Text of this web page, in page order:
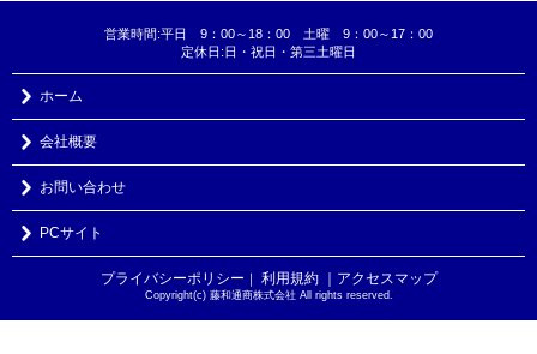
営業時間:平日 9：00～18：00 土曜 9：00～17：00
定休日:日・祝日・第三土曜日
ホーム
会社概要
お問い合わせ
PCサイト
プライバシーポリシー ｜ 利用規約 ｜アクセスマップ
Copyright(c) 藤和通商株式会社 All rights reserved.